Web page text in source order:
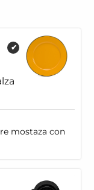
✔
mostaza con